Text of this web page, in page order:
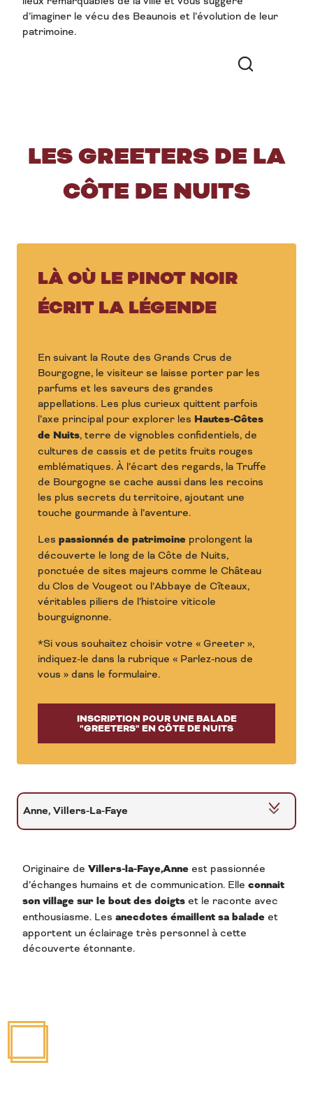
Anita, Beaune
d’imaginer le vécu des Beaunois et l’évolution de leur
patrimoine.
LES GREETERS DE LA
CÔTE DE NUITS
LÀ OÙ LE PINOT NOIR
ÉCRIT LA LÉGENDE
En suivant la Route des Grands Crus de
Bourgogne, le visiteur se laisse porter par les
parfums et les saveurs des grandes
appellations. Les plus curieux quittent parfois
l’axe principal pour explorer les Hautes-Côtes
de Nuits, terre de vignobles confidentiels, de
cultures de cassis et de petits fruits rouges
emblématiques. À l’écart des regards, la Truffe
de Bourgogne se cache aussi dans les recoins
les plus secrets du territoire, ajoutant une
touche gourmande à l’aventure.
Les passionnés de patrimoine prolongent la
découverte le long de la Côte de Nuits,
ponctuée de sites majeurs comme le Château
du Clos de Vougeot ou l’Abbaye de Cîteaux,
véritables piliers de l’histoire viticole
bourguignonne.
*Si vous souhaitez choisir votre « Greeter »,
indiquez-le dans la rubrique « Parlez-nous de
vous » dans le formulaire.
INSCRIPTION POUR UNE BALADE
"GREETERS" EN CÔTE DE NUITS
Anne, Villers-La-Faye
Yves, Nuits-Saint-Georges
Marie-Jeanne, St-Nicolas-les-Citeaux
Danièle, Villers-la-Faye
Originaire de Villers-la-Faye,Anne est passionnée
d’échanges humains et de communication. Elle connait
son village sur le bout des doigts et le raconte avec
enthousiasme. Les anecdotes émaillent sa balade et
apportent un éclairage très personnel à cette
découverte étonnante.